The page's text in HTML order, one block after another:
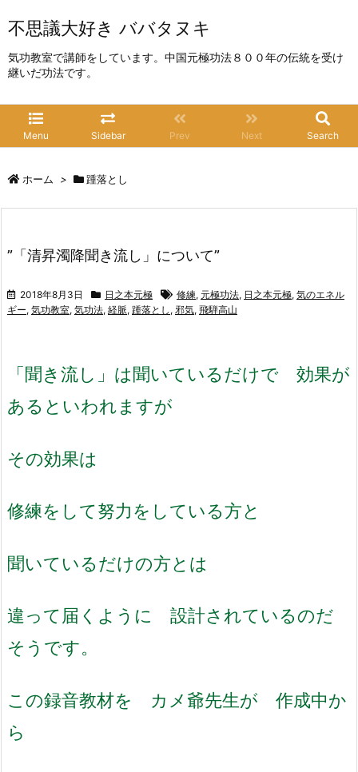
不思議大好き ババタヌキ
気功教室で講師をしています。中国元極功法８００年の伝統を受け
継いだ功法です。
Menu Sidebar Prev Next Search
ホーム > 踵落とし
”「清昇濁降聞き流し」について”
2018年8月3日 日之本元極 修練, 元極功法, 日之本元極, 気のエネル
ギー, 気功教室, 気功法, 経脈, 踵落とし , 邪気, 飛騨高山
「聞き流し」は聞いているだけで 効果が
あるといわれますが
その効果は
修練をして努力をしている方と
聞いているだけの方とは
違って届くように 設計されているのだ
そうです。
この録音教材を カメ爺先生が 作成中か
ら